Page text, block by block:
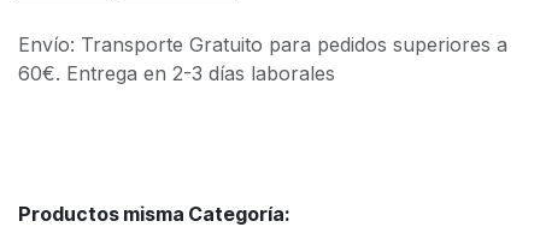
Envío: Transporte Gratuito para pedidos superiores a
60€. Entrega en 2-3 días laborales
Productos misma Categoría: